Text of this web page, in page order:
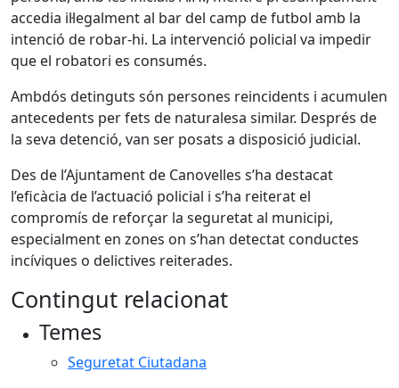
accedia il·legalment al bar del camp de futbol amb la
intenció de robar-hi. La intervenció policial va impedir
que el robatori es consumés.
Ambdós detinguts són persones reincidents i acumulen
antecedents per fets de naturalesa similar. Després de
la seva detenció, van ser posats a disposició judicial.
Des de l’Ajuntament de Canovelles s’ha destacat
l’eficàcia de l’actuació policial i s’ha reiterat el
compromís de reforçar la seguretat al municipi,
especialment en zones on s’han detectat conductes
incíviques o delictives reiterades.
Contingut relacionat
Temes
Seguretat Ciutadana